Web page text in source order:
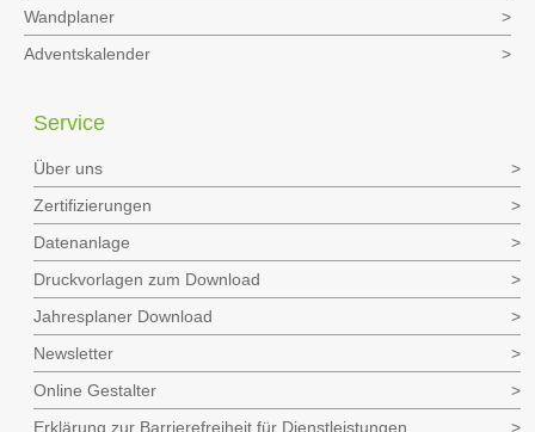
Wandplaner
Adventskalender
Service
Über uns
Zertifizierungen
Datenanlage
Druckvorlagen zum Download
Jahresplaner Download
Newsletter
Online Gestalter
Erklärung zur Barrierefreiheit für Dienstleistungen